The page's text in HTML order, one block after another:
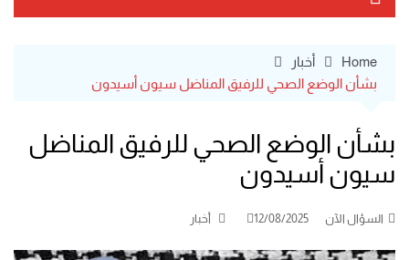
Home
أخبار
بشأن الوضع الصحي للرفيق المناضل سيون أسيدون
بشأن الوضع الصحي للرفيق المناضل
سيون أسيدون
السؤال الآن 12/08/2025 أخبار